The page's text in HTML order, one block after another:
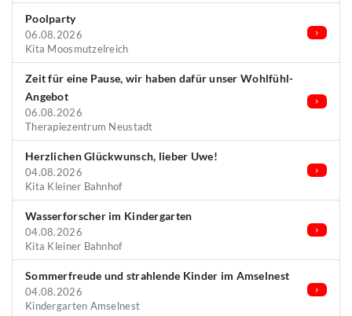
Poolparty
06.08.2026
Kita Moosmutzelreich
Zeit für eine Pause, wir haben dafür unser Wohlfühl-
Angebot
06.08.2026
Therapiezentrum Neustadt
Herzlichen Glückwunsch, lieber Uwe!
04.08.2026
Kita Kleiner Bahnhof
Wasserforscher im Kindergarten
04.08.2026
Kita Kleiner Bahnhof
Sommerfreude und strahlende Kinder im Amselnest
04.08.2026
Kindergarten Amselnest